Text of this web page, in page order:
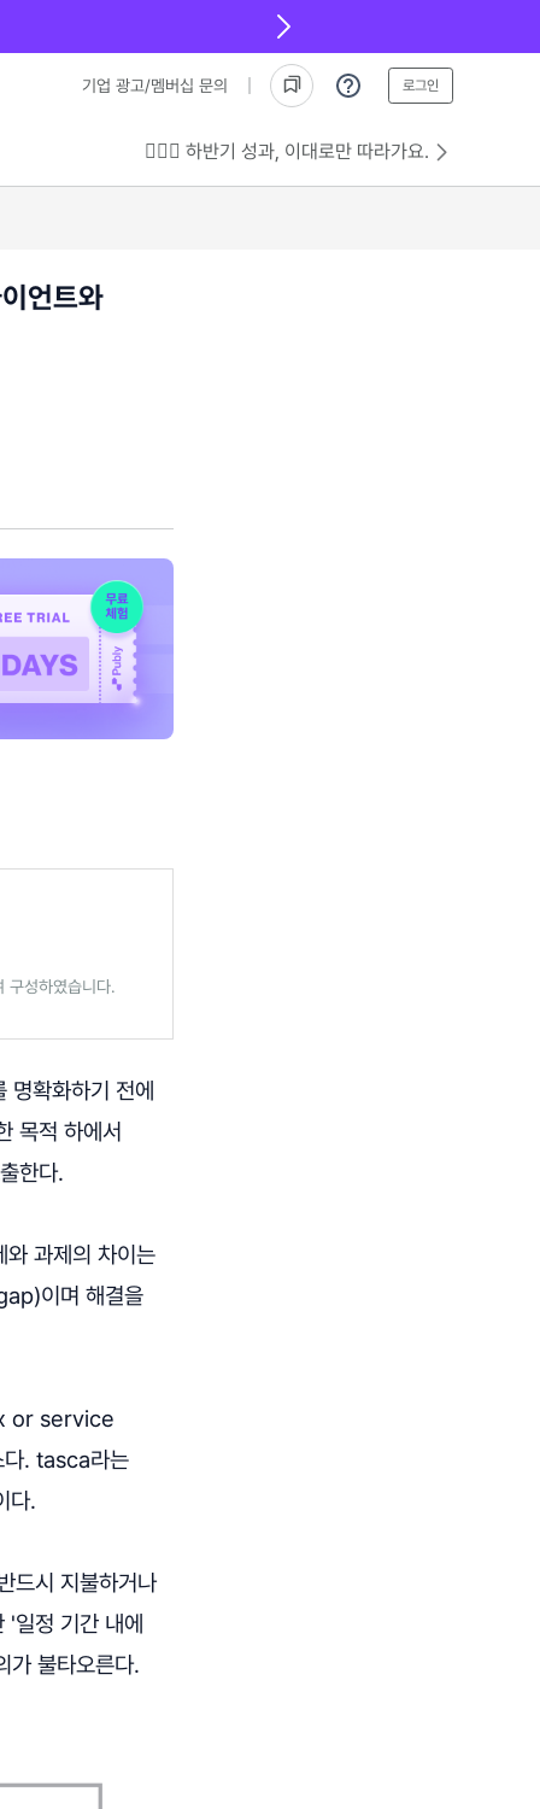
기업 광고/멤버십 문의 로그인
💁🏻‍♂️ 하반기 성과, 이대로만 따라가요.
언트와
구성하였습니다.
명확화하기 전에
목적 하에서
한다.
와 과제의 차이는
이며 해결을
or service
. tasca라는
다.
드시 지불하거나
일정 기간 내에
가 불타오른다.